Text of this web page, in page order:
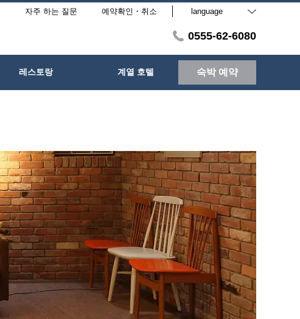
자주 하는 질문 예약확인・취소 language
0555-62-6080
레스토랑 계열 호텔 숙박 예약